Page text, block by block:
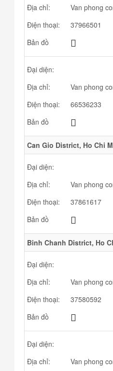
Địa chỉ:
Van phong
Điện thoại:
37966501
Bản đồ
Đại diện:
Địa chỉ:
Van phong
Điện thoại:
66536233
Bản đồ
Can Gio District, Ho Chi
Đại diện:
Địa chỉ:
Van phong
Điện thoại:
37861617
Bản đồ
Binh Chanh District, Ho
Đại diện:
Địa chỉ:
Van phong
Điện thoại:
37580592
Bản đồ
Đại diện:
Địa chỉ:
Van phong